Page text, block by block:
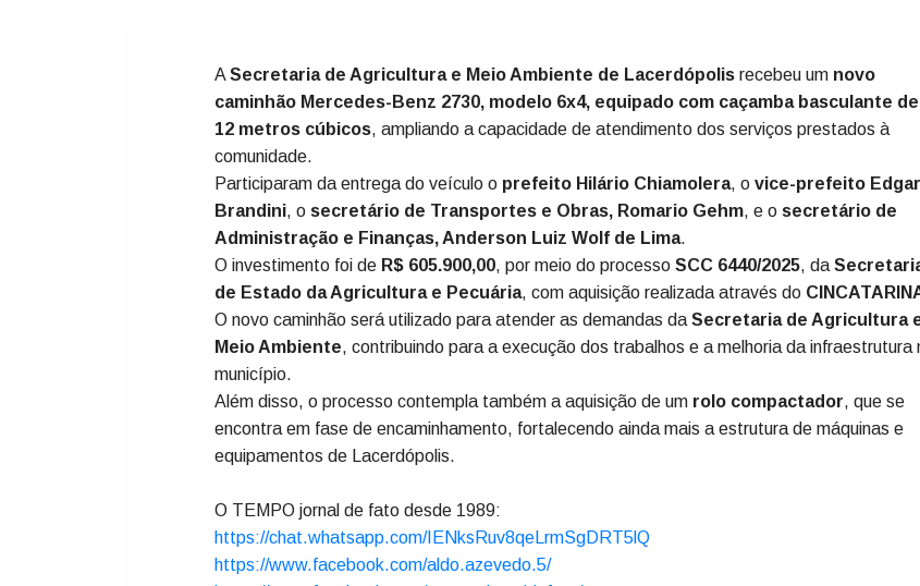
A Secretaria de Agricultura e Meio Ambiente de Lacerdópolisrecebeu umnovo
caminhão Mercedes-Benz 2730, modelo 6x4, equipado com caçamba basculante de
12 metros cúbicos
comunidade.
Participaram da entrega do veículo oprefeito Hilário Chiamolera, ovice-prefeito Edgar
Brandini, osecretário de Transportes e Obras, Romario Gehm
O investimento foi deR$ 605.900,00, por meio do processo
de Estado da Agricultura e Pecuária, com aquisição realizada através do
O novo caminhão será utilizado para atender as demandas da